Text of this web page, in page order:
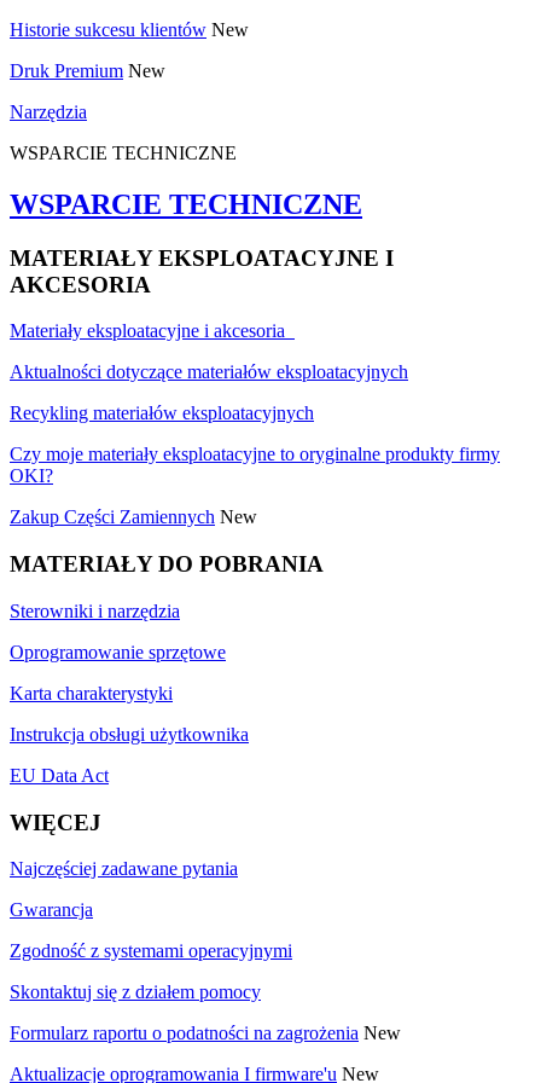
Historie sukcesu klientów New
Druk Premium New
Narzędzia
WSPARCIE TECHNICZNE
WSPARCIE TECHNICZNE
MATERIAŁY EKSPLOATACYJNE I
AKCESORIA
Materiały eksploatacyjne i akcesoria
Aktualności dotyczące materiałów eksploatacyjnych
Recykling materiałów eksploatacyjnych
Czy moje materiały eksploatacyjne to oryginalne produkty firmy
OKI?
Zakup Części Zamiennych New
MATERIAŁY DO POBRANIA
Sterowniki i narzędzia
Oprogramowanie sprzętowe
Karta charakterystyki
Instrukcja obsługi użytkownika
EU Data Act
WIĘCEJ
Najczęściej zadawane pytania
Gwarancja
Zgodność z systemami operacyjnymi
Skontaktuj się z działem pomocy
Formularz raportu o podatności na zagrożenia New
Aktualizacje oprogramowania I firmware'u New